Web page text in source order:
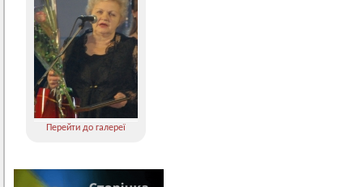
Перейти до галереї